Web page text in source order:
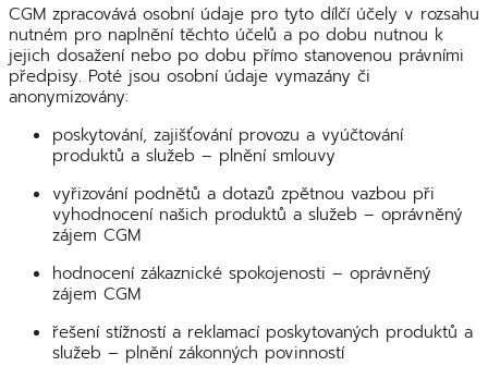
CGM zpracovává osobní údaje pro tyto dílčí účely v rozsahu
nutném pro naplnění těchto účelů a po dobu nutnou k
jejich dosažení nebo po dobu přímo stanovenou právními
předpisy. Poté jsou osobní údaje vymazány či
anonymizovány:
poskytování, zajišťování provozu a vyúčtování
produktů a služeb – plnění smlouvy
vyřizování podnětů a dotazů zpětnou vazbou při
vyhodnocení našich produktů a služeb – oprávněný
zájem CGM
hodnocení zákaznické spokojenosti – oprávněný
zájem CGM
řešení stížností a reklamací poskytovaných produktů a
služeb – plnění zákonných povinností